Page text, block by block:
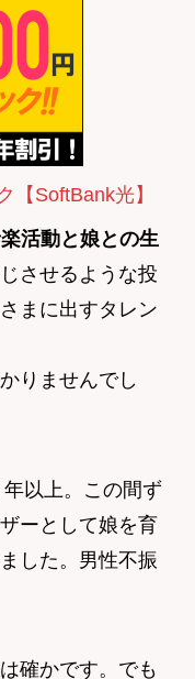
【SoftBank光】
活動と娘との生
させるような投
まに出すタレン
りませんでし
以上。この間ず
ーとして娘を育
した。男性不振
確かです。でも